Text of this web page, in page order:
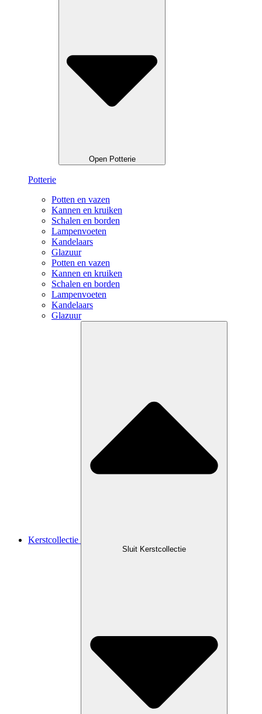
Open Potterie
Potterie
Potten en vazen
Kannen en kruiken
Schalen en borden
Lampenvoeten
Kandelaars
Glazuur
Potten en vazen
Kannen en kruiken
Schalen en borden
Lampenvoeten
Kandelaars
Glazuur
Kerstcollectie
Sluit Kerstcollectie